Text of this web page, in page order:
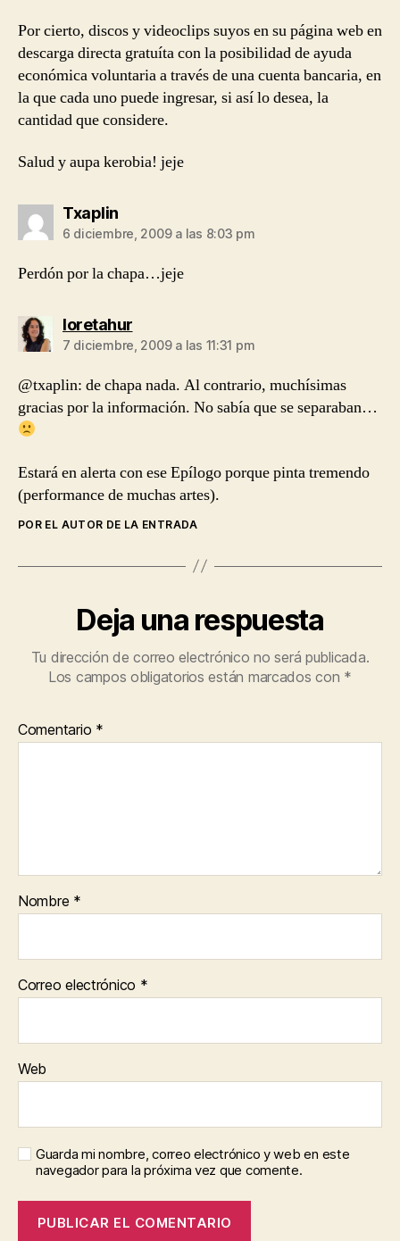
Por cierto, discos y videoclips suyos en su página web en
descarga directa gratuíta con la posibilidad de ayuda
económica voluntaria a través de una cuenta bancaria, en
la que cada uno puede ingresar, si así lo desea, la
cantidad que considere.
Salud y aupa kerobia! jeje
Txaplindice:
6 diciembre, 2009 a las 8:03 pm
Perdón por la chapa…jeje
loretahurdice:
7 diciembre, 2009 a las 11:31 pm
@txaplin: de chapa nada. Al contrario, muchísimas
gracias por la información. No sabía que se separaban…
Estará en alerta con ese Epílogo porque pinta tremendo
(performance de muchas artes).
POR EL AUTOR DE LA ENTRADA
Deja una respuesta
Tu dirección de correo electrónico no será publicada.
Los campos obligatorios están marcados con *
Comentario *
Nombre *
Correo electrónico *
Web
Guarda mi nombre, correo electrónico y web en este
navegador para la próxima vez que comente.